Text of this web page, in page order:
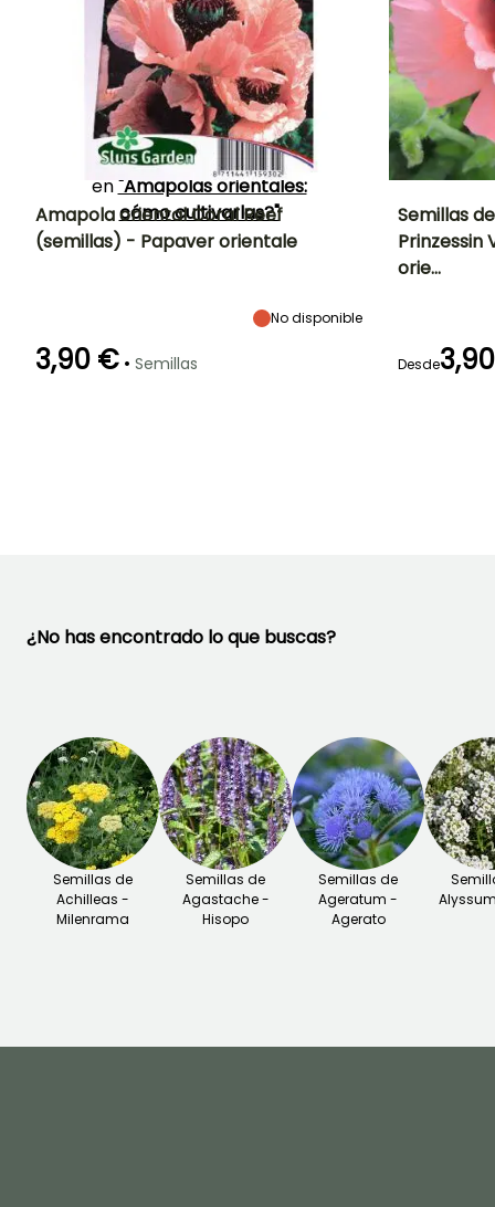
mollis.
Descubre también nuestra
selección desemillas de
Amapolasvivaces o
anuales, y encuentra todos
nuestros consejos y trucos
en"Amapolas orientales:
cómo cultivarlas?"
Amapola oriental Coral Reef
(semillas) - Papaver orientale
No disponible
3,90 € • Semillas
Periodo de floración
Semillas
Prinzessin
orie…
Desde
¿No has encontrado lo que buscas?
Semillas de
Achilleas -
Milenrama
Semillas de
Agastache -
Hisopo
Semillas de
Ageratum -
Agerato